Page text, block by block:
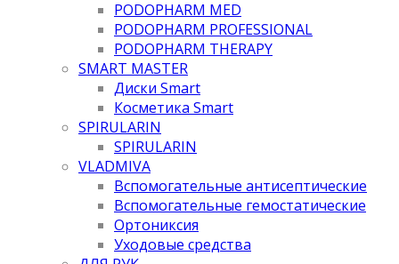
PODOPHARM MED
PODOPHARM PROFESSIONAL
PODOPHARM THERAPY
SMART MASTER
Диски Smart
Косметика Smart
SPIRULARIN
SPIRULARIN
VLADMIVA
Вспомогательные антисептические
Вспомогательные гемостатические
Ортониксия
Уходовые средства